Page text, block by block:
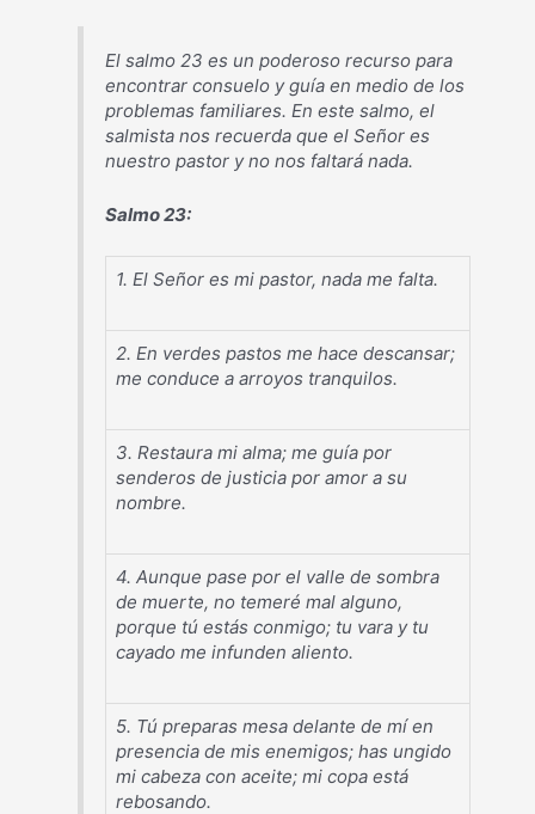
El salmo 23 es un poderoso recurso para
encontrar consuelo y guía en medio de los
problemas familiares. En este salmo, el
salmista nos recuerda que el Señor es
nuestro pastor y no nos faltará nada.
Salmo 23:
1. El Señor es mi pastor, nada me falta.
2. En verdes pastos me hace descansar;
me conduce a arroyos tranquilos.
3. Restaura mi alma; me guía por
senderos de justicia por amor a su
nombre.
4. Aunque pase por el valle de sombra
de muerte, no temeré mal alguno,
porque tú estás conmigo; tu vara y tu
cayado me infunden aliento.
5. Tú preparas mesa delante de mí en
presencia de mis enemigos; has ungido
mi cabeza con aceite; mi copa está
rebosando.